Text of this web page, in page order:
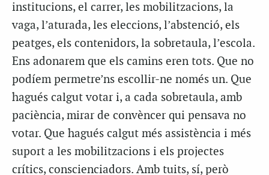
institucions, el carrer, les mobilitzacions, la
vaga, l’aturada, les eleccions, l’abstenció, els
peatges, els contenidors, la sobretaula, l’escola.
Ens adonarem que els camins eren tots. Que no
podíem permetre’ns escollir-ne només un. Que
hagués calgut votar i, a cada sobretaula, amb
paciència, mirar de convèncer qui pensava no
votar. Que hagués calgut més assistència i més
suport a les mobilitzacions i els projectes
crítics, conscienciadors. Amb tuits, sí, però